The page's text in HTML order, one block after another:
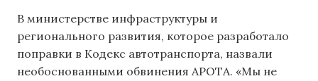
В министерстве инфраструктуры и
регионального развития, которое разработало
поправки в Кодекс автотранспорта, назвали
необоснованными обвинения APOTA. «Мы не